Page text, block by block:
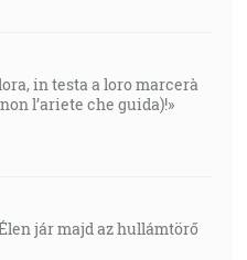
in testa a loro marcerà
l’ariete che guida)!»
jár majd az hullámtörő